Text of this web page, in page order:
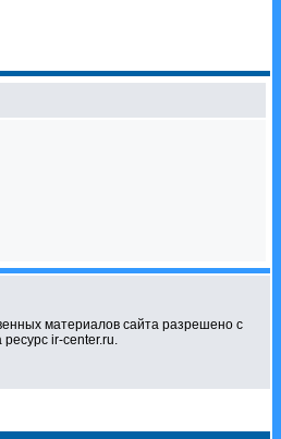
материалов сайта разрешено с
ir-center.ru.